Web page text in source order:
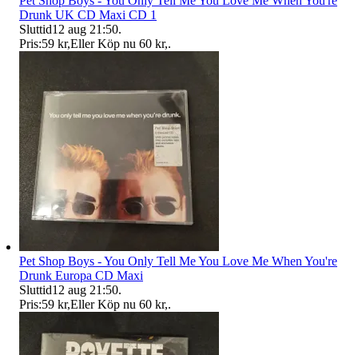
Drunk UK CD Maxi CD 1
Sluttid12 aug 21:50.
Pris:59 kr,Eller Köp nu 60 kr,.
Pet Shop Boys - You Only Tell Me You Love Me When You're
Drunk Europa CD Maxi
Sluttid12 aug 21:50.
Pris:59 kr,Eller Köp nu 60 kr,.